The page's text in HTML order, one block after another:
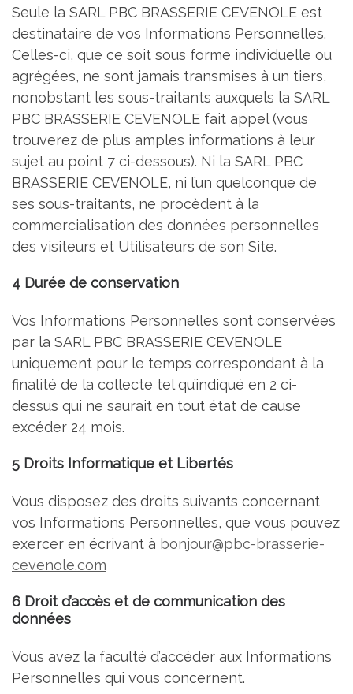
Seule la SARL PBC BRASSERIE CEVENOLE est
destinataire de vos Informations Personnelles.
Celles-ci, que ce soit sous forme individuelle ou
agrégées, ne sont jamais transmises à un tiers,
nonobstant les sous-traitants auxquels la SARL
PBC BRASSERIE CEVENOLE fait appel (vous
trouverez de plus amples informations à leur
sujet au point 7 ci-dessous). Ni la SARL PBC
BRASSERIE CEVENOLE, ni l’un quelconque de
ses sous-traitants, ne procèdent à la
commercialisation des données personnelles
des visiteurs et Utilisateurs de son Site.
4 Durée de conservation
Vos Informations Personnelles sont conservées
par la SARL PBC BRASSERIE CEVENOLE
uniquement pour le temps correspondant à la
finalité de la collecte tel qu’indiqué en 2 ci-
dessus qui ne saurait en tout état de cause
excéder 24 mois.
5 Droits Informatique et Libertés
Vous disposez des droits suivants concernant
vos Informations Personnelles, que vous pouvez
exercer en écrivant à bonjour@pbc-brasserie-
cevenole.com
6 Droit d’accès et de communication des
données
Vous avez la faculté d’accéder aux Informations
Personnelles qui vous concernent.